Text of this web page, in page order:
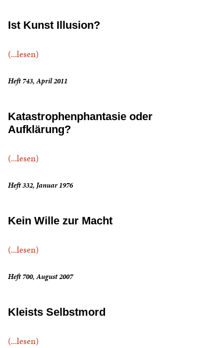
Ist Kunst Illusion?
(...lesen)
Heft 743, April 2011
Katastrophenphantasie oder
Aufklärung?
(...lesen)
Heft 332, Januar 1976
Kein Wille zur Macht
(...lesen)
Heft 700, August 2007
Kleists Selbstmord
(...lesen)